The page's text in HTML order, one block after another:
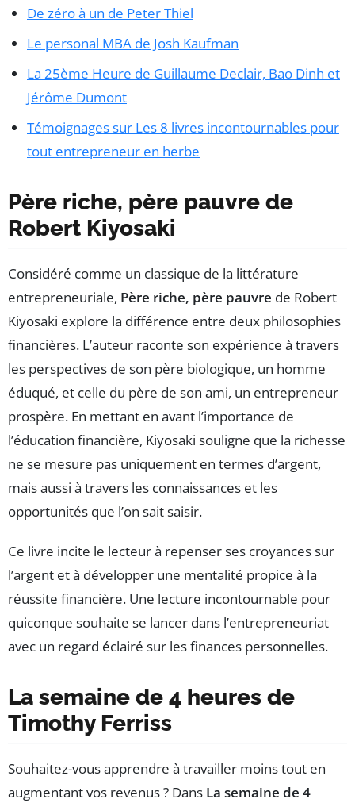
De zéro à un de Peter Thiel
Le personal MBA de Josh Kaufman
La 25ème Heure de Guillaume Declair, Bao Dinh et
Jérôme Dumont
Témoignages sur Les 8 livres incontournables pour
tout entrepreneur en herbe
Père riche, père pauvre de
Robert Kiyosaki
Considéré comme un classique de la littérature
entrepreneuriale, Père riche, père pauvre de Robert
Kiyosaki explore la différence entre deux philosophies
financières. L’auteur raconte son expérience à travers
les perspectives de son père biologique, un homme
éduqué, et celle du père de son ami, un entrepreneur
prospère. En mettant en avant l’importance de
l’éducation financière, Kiyosaki souligne que la richesse
ne se mesure pas uniquement en termes d’argent,
mais aussi à travers les connaissances et les
opportunités que l’on sait saisir.
Ce livre incite le lecteur à repenser ses croyances sur
l’argent et à développer une mentalité propice à la
réussite financière. Une lecture incontournable pour
quiconque souhaite se lancer dans l’entrepreneuriat
avec un regard éclairé sur les finances personnelles.
La semaine de 4 heures de
Timothy Ferriss
Souhaitez-vous apprendre à travailler moins tout en
augmentant vos revenus ? Dans La semaine de 4